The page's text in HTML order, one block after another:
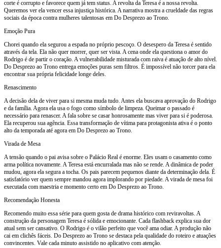
corte é corrupto e favorece quem já tem status. A revolta da Teresa é a nossa revolta.
Queremos ver ela vencer essa injustiça histórica. A narrativa mostra a crueldade das regras
sociais da época contra mulheres talentosas em Do Desprezo ao Trono.
Emoção Pura
Chorei quando ela segurou a espada no próprio pescoço. O desespero da Teresa é sentido
através da tela. Ela não quer morrer, quer ser vista. A cena onde ela questiona o amor do
Rodrigo é de partir o coração. A vulnerabilidade misturada com raiva é atuação de alto nível.
Do Desprezo ao Trono entrega emoções puras sem filtros. É impossível não torcer para ela
encontrar sua própria felicidade longe deles.
Renascimento
A decisão dela de viver para si mesma muda tudo. Antes ela buscava aprovação do Rodrigo
e da família. Agora ela usa o fogo como símbolo de limpeza. Queimar o passado é
necessário para renascer. A fala sobre se casar honrosamente mas viver para si é poderosa.
Ela recuperou sua agência. Essa transformação de vítima para protagonista ativa é o ponto
alto da temporada até agora em Do Desprezo ao Trono.
Virada de Mesa
A tensão quando o pai avisa sobre o Palácio Real é enorme. Eles usam o casamento como
arma política novamente. A Teresa está encurralada mas não se rende. A dinâmica de poder
mudou, agora ela segura a tocha. Os pais parecem pequenos diante da determinação dela. É
satisfatório ver quem sempre mandou agora implorando por piedade. A virada de mesa foi
executada com maestria e momento certo em Do Desprezo ao Trono.
Recomendação Honesta
Recomendo muito essa série para quem gosta de drama histórico com reviravoltas. A
construção da personagem Teresa é sólida e emocionante. Cada flashback explica sua dor
atual sem ser cansativo. O Rodrigo é o vilão perfeito que você ama odiar. A produção não
cai em clichês fáceis. Do Desprezo ao Trono se destaca pela qualidade do roteiro e atuações
convincentes. Vale cada minuto assistido no aplicativo com atenção.